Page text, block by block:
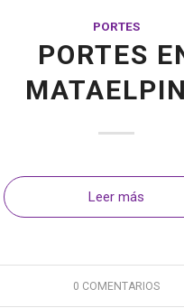
PORTES
PORTES
Leer más
0 COMENTARIOS